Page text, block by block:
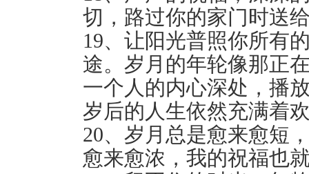
切，路过你的家门时送
19、让阳光普照你所有
途。岁月的年轮像那正
一个人的内心深处，播
岁后的人生依然充满着
20、岁月总是愈来愈短
愈来愈浓，我的祝福也